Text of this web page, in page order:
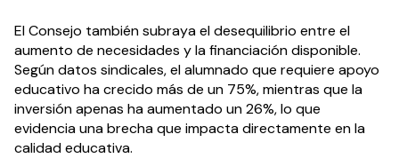
El Consejo también subraya el desequilibrio entre el
aumento de necesidades y la financiación disponible.
Según datos sindicales, el alumnado que requiere apoyo
educativo ha crecido más de un 75%, mientras que la
inversión apenas ha aumentado un 26%, lo que
evidencia una brecha que impacta directamente en la
calidad educativa.